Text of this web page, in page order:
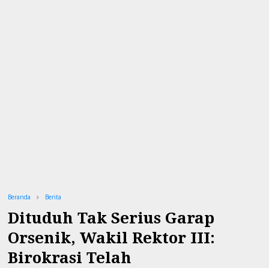
Beranda Berita
Dituduh Tak Serius Garap
Orsenik, Wakil Rektor III:
Birokrasi Telah